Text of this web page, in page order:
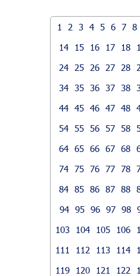
1 2 3 4 5 6 7 8
14
15 16 17 18
24
25 26 27 28
34 35 36 37 38
44 45 46 47 48
54 55 56 57 58
64 65 66 67 68
74 75 76 77 78
84 85 86 87 88
94 95 96 97 98
103
104 105 106
111
112 113 114
119
120 121 122